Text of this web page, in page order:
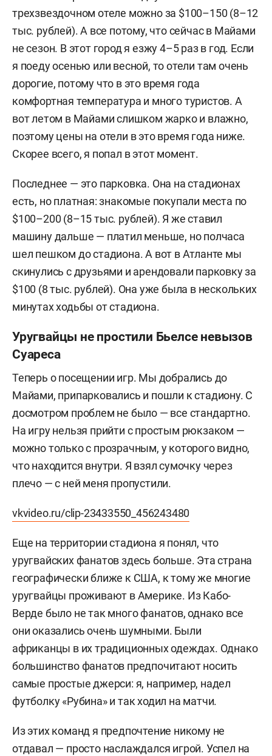
трехзвездочном отеле можно за $100–150 (8–12
тыс. рублей). А все потому, что сейчас в Майами
не сезон. В этот город я езжу 4–5 раз в год. Если
я поеду осенью или весной, то отели там очень
дорогие, потому что в это время года
комфортная температура и много туристов. А
вот летом в Майами слишком жарко и влажно,
поэтому цены на отели в это время года ниже.
Скорее всего, я попал в этот момент.
Последнее — это парковка. Она на стадионах
есть, но платная: знакомые покупали места по
$100–200 (8–15 тыс. рублей). Я же ставил
машину дальше — платил меньше, но полчаса
шел пешком до стадиона. А вот в Атланте мы
скинулись с друзьями и арендовали парковку за
$100 (8 тыс. рублей). Она уже была в нескольких
минутах ходьбы от стадиона.
Уругвайцы не простили Бьелсе невызов
Суареса
Теперь о посещении игр. Мы добрались до
Майами, припарковались и пошли к стадиону. С
досмотром проблем не было — все стандартно.
На игру нельзя прийти с простым рюкзаком —
можно только с прозрачным, у которого видно,
что находится внутри. Я взял сумочку через
плечо — с ней меня пропустили.
vkvideo.ru/clip-23433550_456243480
Еще на территории стадиона я понял, что
уругвайских фанатов здесь больше. Эта страна
географически ближе к США, к тому же многие
уругвайцы проживают в Америке. Из Кабо-
Верде было не так много фанатов, однако все
они оказались очень шумными. Были
африканцы в их традиционных одеждах. Однако
большинство фанатов предпочитают носить
самые простые джерси: я, например, надел
футболку «Рубина» и так ходил на матчи.
Из этих команд я предпочтение никому не
отдавал — просто наслаждался игрой. Успел на